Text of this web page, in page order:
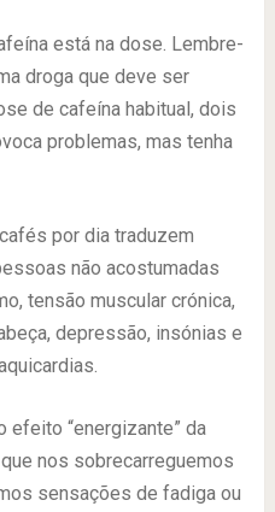
está na dose. Lembre-
droga que deve ser
de cafeína habitual, dois
problemas, mas tenha
por dia traduzem
não acostumadas
tensão muscular crónica,
depressão, insónias e
efeito “energizante” da
nos sobrecarreguemos
sensações de fadiga ou